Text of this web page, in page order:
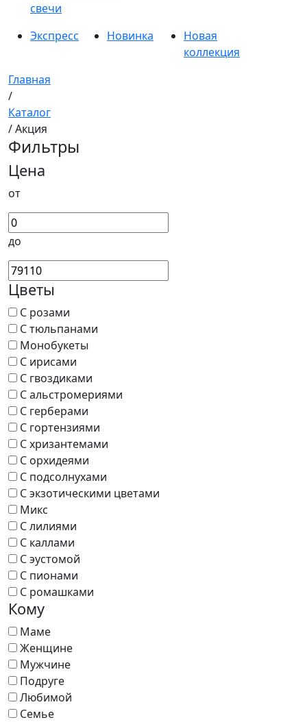
свечи
Экспресс
Новинка
Новая
коллекция
Главная
/
Каталог
/ Акция
Фильтры
Цена
от
до
Цветы
С розами
С тюльпанами
Монобукеты
С ирисами
С гвоздиками
С альстромериями
С герберами
С гортензиями
С хризантемами
С орхидеями
С подсолнухами
С экзотическими цветами
Микс
С лилиями
С каллами
С эустомой
С пионами
С ромашками
Кому
Маме
Женщине
Мужчине
Подруге
Любимой
Семье